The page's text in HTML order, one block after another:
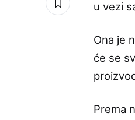
u vezi
Ona je
će se
Prema